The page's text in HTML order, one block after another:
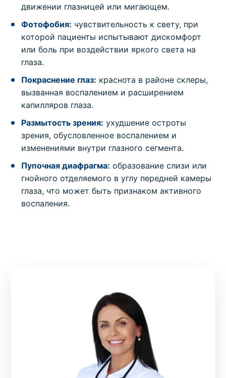
движении глазницей или мигающем.
Фотофобия: чувствительность к свету, при
которой пациенты испытывают дискомфорт
или боль при воздействии яркого света на
глаза.
Покраснение глаз: краснота в районе склеры,
вызванная воспалением и расширением
капилляров глаза.
Размытость зрения: ухудшение остроты
зрения, обусловленное воспалением и
изменениями внутри глазного сегмента.
Пупочная диафрагма: образование слизи или
гнойного отделяемого в углу передней камеры
глаза, что может быть признаком активного
воспаления.